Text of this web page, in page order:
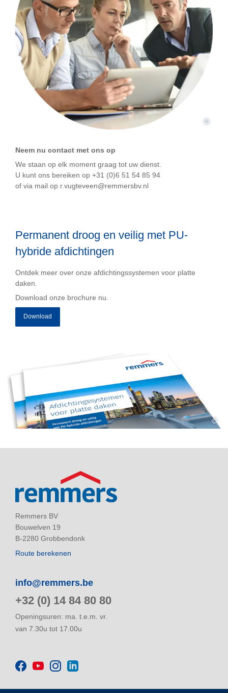
©
Neem nu contact met ons op
We staan op elk moment graag tot uw dienst.
U kunt ons bereiken op +31 (0)6 51 54 85 94
of via mail op r.vugteveen@remmersbv.nl
Permanent droog en veilig met PU-
hybride afdichtingen
Ontdek meer over onze afdichtingssystemen voor platte
daken.
Download onze brochure nu.
Download
©
Remmers BV
Bouwelven 19
B-2280 Grobbendonk
Route berekenen
info@remmers.be
+32 (0) 14 84 80 80
Openingsuren: ma. t.e.m. vr.
van 7.30u tot 17.00u